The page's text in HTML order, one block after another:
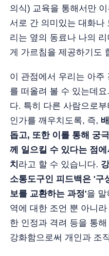
의식) 교육을 통해서만
서로 간 의미있는 대화나
리는 옆의 동료나 나의
게 가르침을 제공하기도
이 관점에서 우리는 아주
를 떠올려 볼 수 있는데요
다. 특히 다른 사람으로
인가를 깨우치도록, 즉,
돕고, 또한 이를 통해 궁
께 일으킬 수 있다는 점
치 라고 할 수 있습니다.
소통도구인 피드백은 '구
보를 교환하는 과정'을 말
역에 대한 조언 뿐 아니
한 인정과 격려 등을 통
강화함으로써 개인과 조